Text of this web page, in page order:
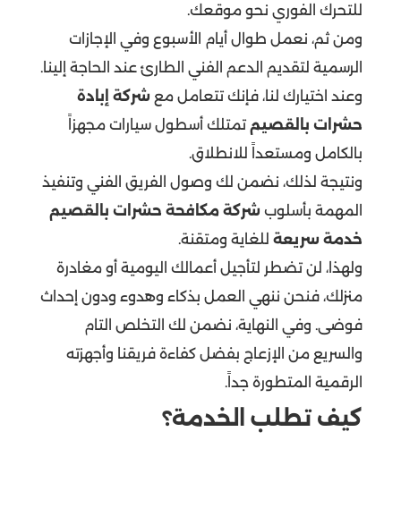
للتحرك الفوري نحو موقعك.
ومن ثم، نعمل طوال أيام الأسبوع وفي الإجازات
الرسمية لتقديم الدعم الفني الطارئ عند الحاجة إلينا.
وعند اختيارك لنا، فإنك تتعامل مع شركة إبادة
حشرات بالقصيم تمتلك أسطول سيارات مجهزاً
بالكامل ومستعداً للانطلاق.
ونتيجة لذلك، نضمن لك وصول الفريق الفني وتنفيذ
المهمة بأسلوب شركة مكافحة حشرات بالقصيم
خدمة سريعة للغاية ومتقنة.
ولهذا، لن تضطر لتأجيل أعمالك اليومية أو مغادرة
منزلك، فنحن ننهي العمل بذكاء وهدوء ودون إحداث
فوضى. وفي النهاية، نضمن لك التخلص التام
والسريع من الإزعاج بفضل كفاءة فريقنا وأجهزته
الرقمية المتطورة جداً.
كيف تطلب الخدمة؟